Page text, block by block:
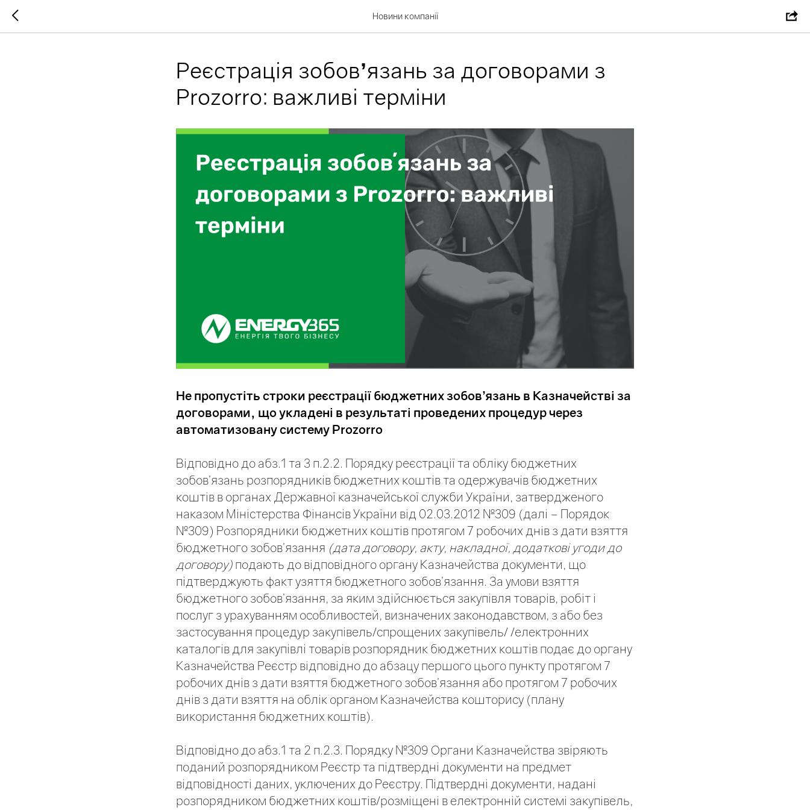
Новини компанії
Реєстрація зобовʼязань за договорами з
Prozorro: важливі терміни
Не пропустіть строки реєстрації бюджетних зобов’язань в Казначействі за
договорами, що укладені в результаті проведених процедур через
автоматизовану систему Prozorro
Відповідно до абз.1 та 3 п.2.2. Порядку реєстрації та обліку бюджетних
зобов’язань розпорядників бюджетних коштів та одержувачів бюджетних
коштів в органах Державної казначейської служби України, затвердженого
наказом Міністерства Фінансів України від 02.03.2012 №309 (далі – Порядок
№309) Розпорядники бюджетних коштів протягом 7 робочих днів з дати взяття
бюджетного зобов’язання (дата договору, акту, накладної, додаткові угоди до
договору) подають до відповідного органу Казначейства документи, що
підтверджують факт узяття бюджетного зобов’язання. За умови взяття
бюджетного зобов’язання, за яким здійснюється закупівля товарів, робіт і
послуг з урахуванням особливостей, визначених законодавством, з або без
застосування процедур закупівель/спрощених закупівель/ /електронних
каталогів для закупівлі товарів розпорядник бюджетних коштів подає до органу
Казначейства Реєстр відповідно до абзацу першого цього пункту протягом 7
робочих днів з дати взяття бюджетного зобов’язання або протягом 7 робочих
днів з дати взяття на облік органом Казначейства кошторису (плану
використання бюджетних коштів).
Відповідно до абз.1 та 2 п.2.3. Порядку №309 Органи Казначейства звіряють
поданий розпорядником Реєстр та підтвердні документи на предмет
відповідності даних, уключених до Реєстру. Підтвердні документи, надані
розпорядником бюджетних коштів/розміщені в електронній системі закупівель,